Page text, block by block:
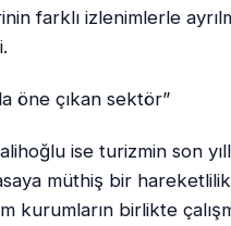
farklı izlenimlerle
öne çıkan sektör”
ise turizmin son
müthiş bir
kurumların birlikte